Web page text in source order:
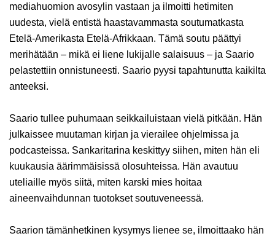
mediahuomion avosylin vastaan ja ilmoitti hetimiten
uudesta, vielä entistä haastavammasta soutumatkasta
Etelä-Amerikasta Etelä-Afrikkaan. Tämä soutu päättyi
merihätään – mikä ei liene lukijalle salaisuus – ja Saario
pelastettiin onnistuneesti. Saario pyysi tapahtunutta kaikilta
anteeksi.
Saario tullee puhumaan seikkailuistaan vielä pitkään. Hän
julkaissee muutaman kirjan ja vierailee ohjelmissa ja
podcasteissa. Sankaritarina keskittyy siihen, miten hän eli
kuukausia äärimmäisissä olosuhteissa. Hän avautuu
uteliaille myös siitä, miten karski mies hoitaa
aineenvaihdunnan tuotokset soutuveneessä.
Saarion tämänhetkinen kysymys lienee se, ilmoittaako hän